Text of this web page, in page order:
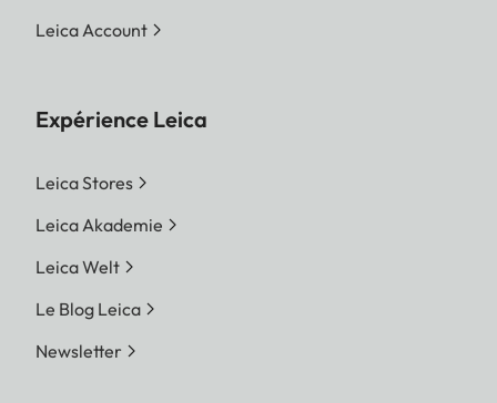
Leica Account
Expérience Leica
Leica Stores
Leica Akademie
Leica Welt
Le Blog Leica
Newsletter